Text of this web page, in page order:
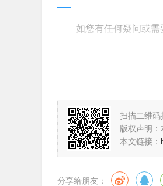
如您有任何疑问或需
总部地址：河南省安
运营地址：河南省安
扫描二维码
版权声明：
本文链接：
分享给朋友：